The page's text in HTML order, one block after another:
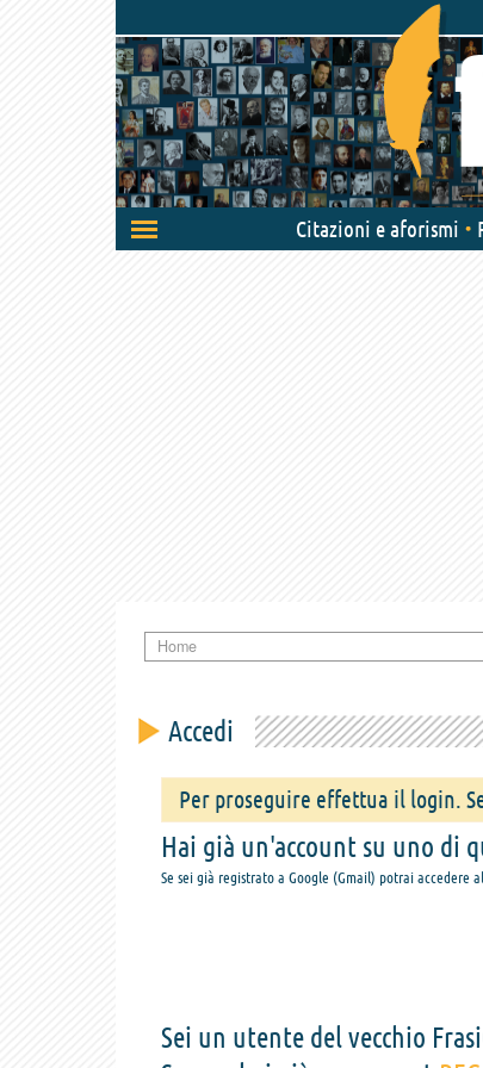
Attiva/disattiva
navigazione
Citazioni e aforismi
Home
Accedi
Per proseguire effettua il login.
Hai già un'account su uno di
Se sei già registrato a Google (Gmail) potrai accedere
Sei un utente del vecchio